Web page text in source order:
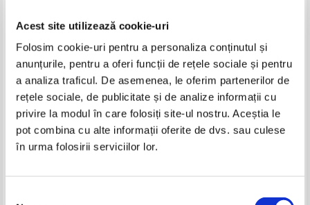
Acest site utilizează cookie-uri
Folosim cookie-uri pentru a personaliza conținutul și
anunțurile, pentru a oferi funcții de rețele sociale și pentru
a analiza traficul. De asemenea, le oferim partenerilor de
rețele sociale, de publicitate și de analize informații cu
privire la modul în care folosiți site-ul nostru. Aceștia le
pot combina cu alte informații oferite de dvs. sau culese
în urma folosirii serviciilor lor.
Emil Strainu - Serviciile secrete
Emil Strainu - Sabiile nevazute